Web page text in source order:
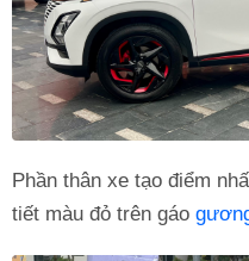
Phần thân xe tạo điểm
tiết màu đỏ trên gáo